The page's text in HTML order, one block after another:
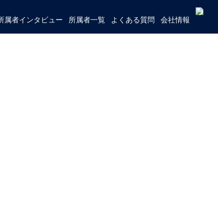
属者インタビュー 所属者一覧 よくある質問 会社情報